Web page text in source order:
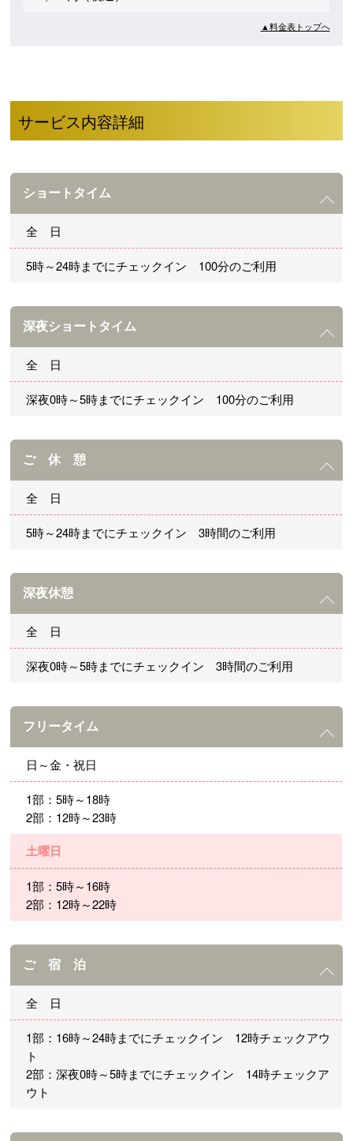
▲料金表トップへ
サービス内容詳細
ショートタイム
全 日
5時～24時までにチェックイン 100分のご利用
深夜ショートタイム
全 日
深夜0時～5時までにチェックイン 100分のご利用
ご 休 憩
全 日
5時～24時までにチェックイン 3時間のご利用
深夜休憩
全 日
深夜0時～5時までにチェックイン 3時間のご利用
フリータイム
日～金・祝日
1部：5時～18時
2部：12時～23時
土曜日
1部：5時～16時
2部：12時～22時
ご 宿 泊
全 日
1部：16時～24時までにチェックイン 12時チェックアウ
ト
2部：深夜0時～5時までにチェックイン 14時チェックア
ウト